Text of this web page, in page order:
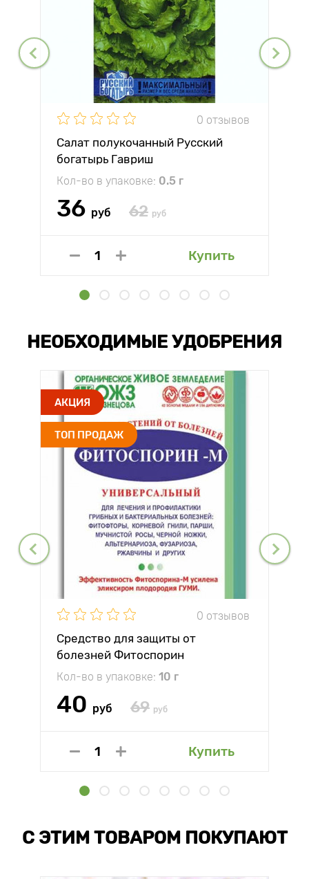
0 отзывов
Салат полукочанный Русский
богатырь Гавриш
Кол-во в упаковке: 0.5 г
36 руб 62 руб
Купить
НЕОБХОДИМЫЕ УДОБРЕНИЯ
АКЦИЯ
ТОП ПРОДАЖ
0 отзывов
Средство для защиты от
болезней Фитоспорин
Кол-во в упаковке: 10 г
40 руб 69 руб
Купить
С ЭТИМ ТОВАРОМ ПОКУПАЮТ